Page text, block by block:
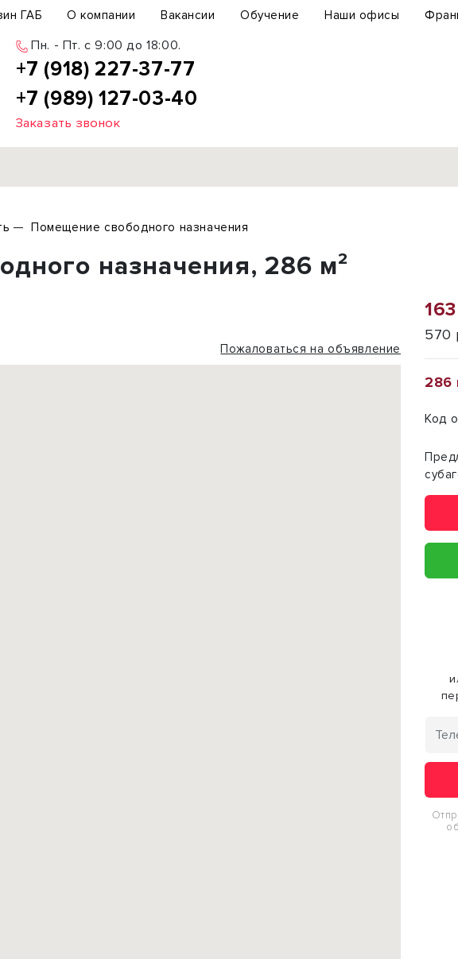
ГАБ О компании Вакансии Обучение Наши офисы
Пн. - Пт. c 9:00 до 18:00.
+7 (918) 227-37-77
+7 (989) 127-03-40
Заказать звонок
участок
здание
Торговое помещение
Помещение свободного назначения
назначения, 286 м²
Пожаловаться на объявление
570
286
Код